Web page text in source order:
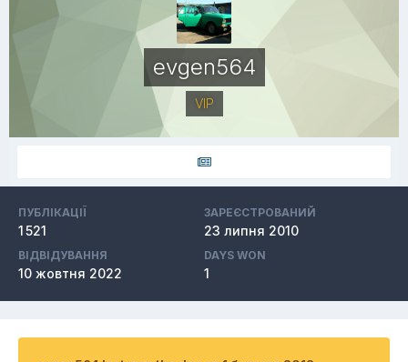
evgen564
VIP
ПУБЛІКАЦІЇ
1 521
ЗАРЕЄСТРОВАНИЙ
23 липня 2010
ВІДВІДУВАННЯ
10 жовтня 2022
DAYS WON
1